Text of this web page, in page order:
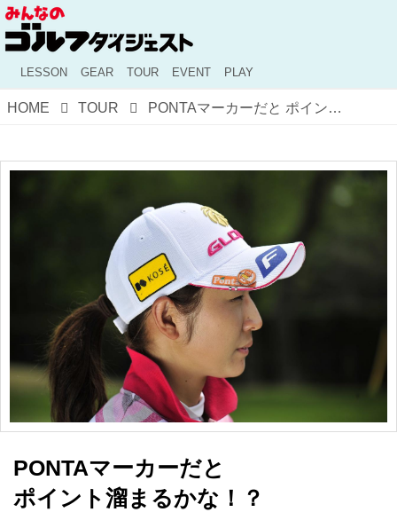
LESSON GEAR TOUR EVENT PLAY
HOME TOUR PONTAマーカーだと ポイント溜まるかな！？
PONTAマーカーだと
ポイント溜まるかな！？